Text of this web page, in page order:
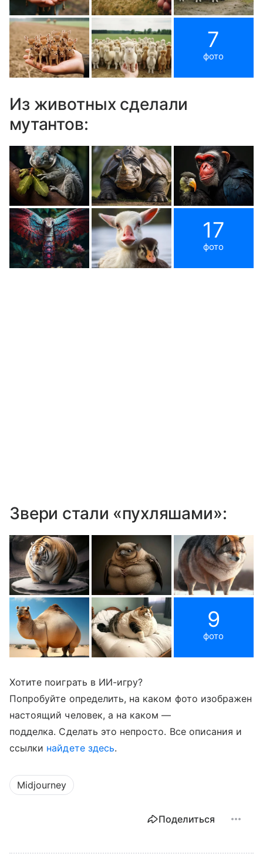
7
фото
Из животных сделали
мутантов:
17
фото
Звери стали «пухляшами»:
9
фото
Хотите поиграть в ИИ-игру?
Попробуйте определить, на каком фото изображен
настоящий человек, а на каком —
подделка. Сделать это непросто. Все описания и
ссылки найдете здесь.
Midjourney
Поделиться